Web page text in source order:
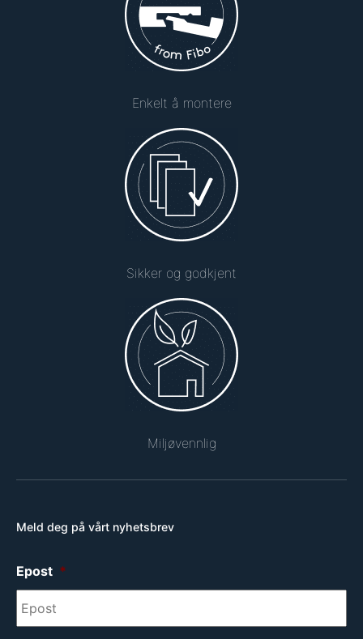
Enkelt å montere
Sikker og godkjent
Miljøvennlig
Meld deg på vårt nyhetsbrev
Epost *